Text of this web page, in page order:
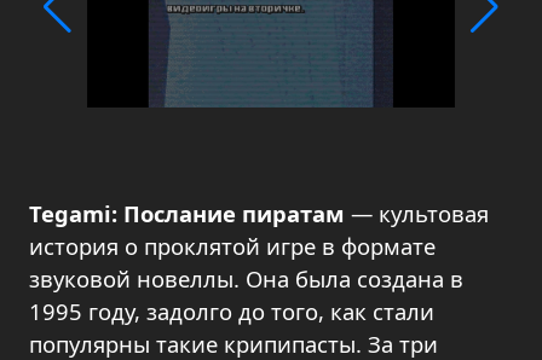
Tegami: Послание пиратам — культовая
история о проклятой игре в формате
звуковой новеллы. Она была создана в
1995 году, задолго до того, как стали
популярны такие крипипасты. За три